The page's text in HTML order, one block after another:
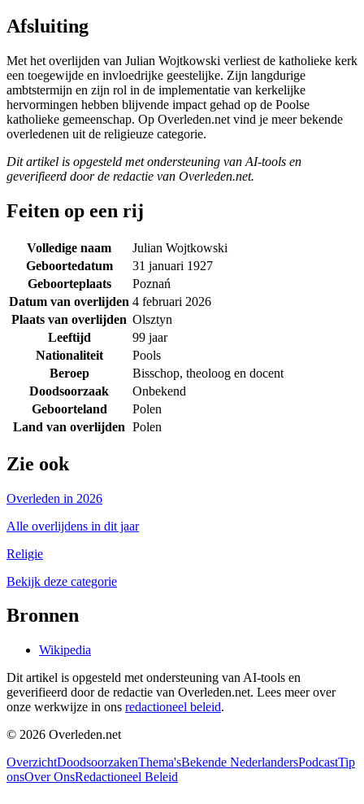
Afsluiting
Met het overlijden van Julian Wojtkowski verliest de katholieke kerk
een toegewijde en invloedrijke geestelijke. Zijn langdurige
ambtstermijn en zijn rol in de implementatie van kerkelijke
hervormingen hebben blijvende impact gehad op de Poolse
katholieke gemeenschap. Op Overleden.net vind je meer bekende
overledenen uit de religieuze categorie.
Dit artikel is opgesteld met ondersteuning van AI-tools en
geverifieerd door de redactie van Overleden.net.
Feiten op een rij
Volledige naam
Julian Wojtkowski
Geboortedatum
31 januari 1927
Geboorteplaats
Poznań
Datum van overlijden 4 februari 2026
Plaats van overlijden Olsztyn
Leeftijd
99 jaar
Nationaliteit
Pools
Beroep
Bisschop, theoloog en docent
Doodsoorzaak
Onbekend
Geboorteland
Polen
Land van overlijden Polen
Zie ook
Overleden in 2026
Alle overlijdens in dit jaar
Religie
Bekijk deze categorie
Bronnen
Wikipedia
Dit artikel is opgesteld met ondersteuning van AI-tools en
geverifieerd door de redactie van Overleden.net. Lees meer over
onze werkwijze in ons redactioneel beleid.
© 2026 Overleden.net
OverzichtDoodsoorzakenThema'sBekende NederlandersPodcastTip
onsOver OnsRedactioneel Beleid